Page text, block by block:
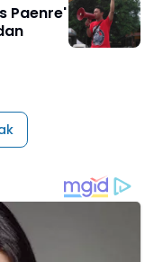
Paenre'